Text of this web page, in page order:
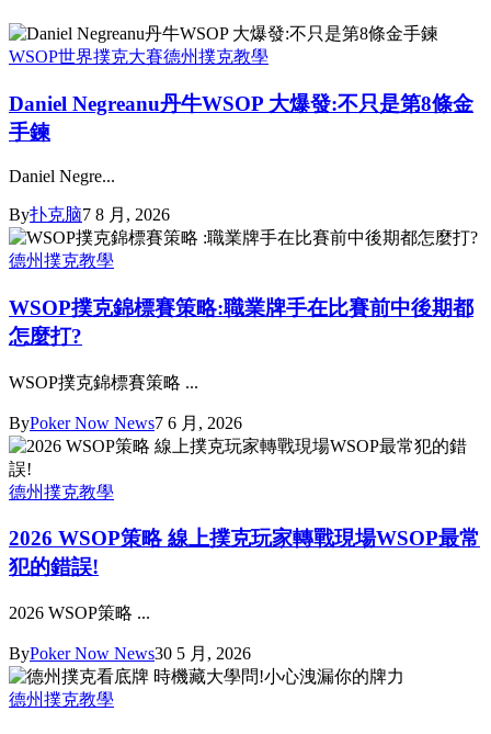
WSOP世界撲克大賽德州撲克教學
Daniel Negreanu丹牛WSOP 大爆發:不只是第8條金
手鍊
Daniel Negre...
By扑克脑7 8 月, 2026
德州撲克教學
WSOP撲克錦標賽策略:職業牌手在比賽前中後期都
怎麼打?
WSOP撲克錦標賽策略 ...
ByPoker Now News7 6 月, 2026
德州撲克教學
2026 WSOP策略 線上撲克玩家轉戰現場WSOP最常
犯的錯誤!
2026 WSOP策略 ...
ByPoker Now News30 5 月, 2026
德州撲克教學